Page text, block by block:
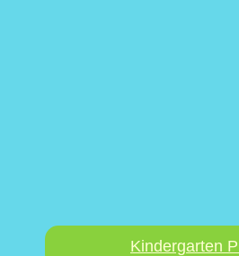
Kindergarten